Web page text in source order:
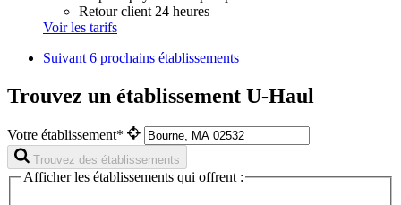
Retour client 24 heures
Voir les tarifs
Suivant6 prochains établissements
Trouvez un établissement U-Haul
Votre établissement*
Trouvez des établissements
Afficher les établissements qui offrent :